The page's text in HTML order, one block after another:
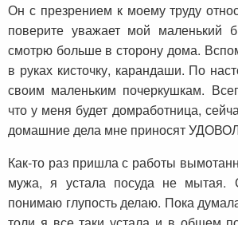
Он с презрением к моему труду
поверите уважает мой маленький
смотрю больше в сторону дома.
в руках кисточку, карандаши. По
своим маленьким почеркушкам.
что у меня будет домработница,
домашние дела мне приносят
Как-то раз пришла с работы
мужа, я устала посуда не мытая.
понимаю глупость делаю. Пока